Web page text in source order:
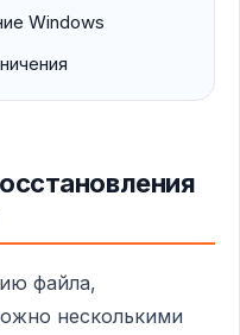
Windows
файла,
несколькими